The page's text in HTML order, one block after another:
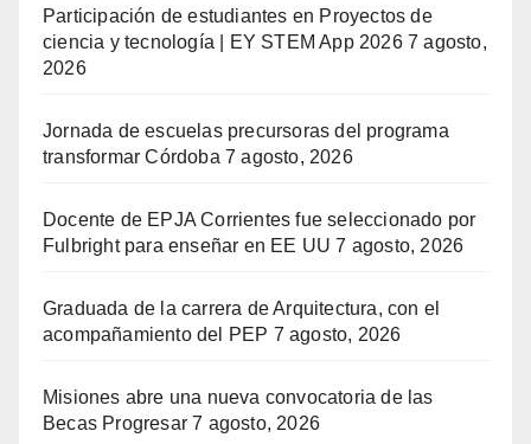
Participación de estudiantes en Proyectos de
ciencia y tecnología | EY STEM App 2026 7 agosto,
2026
Jornada de escuelas precursoras del programa
transformar Córdoba 7 agosto, 2026
Docente de EPJA Corrientes fue seleccionado por
Fulbright para enseñar en EE UU 7 agosto, 2026
Graduada de la carrera de Arquitectura, con el
acompañamiento del PEP 7 agosto, 2026
Misiones abre una nueva convocatoria de las
Becas Progresar 7 agosto, 2026